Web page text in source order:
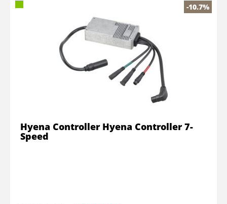
-10.7%
Hyena Controller Hyena Controller 7-
Speed